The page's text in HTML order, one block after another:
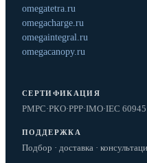
omegatetra.ru
omegacharge.ru
omegaintegral.ru
omegacanopy.ru
СЕРТИФИКАЦИЯ
РМРС·РКО·РРР·IMO·IEC 60945
ПОДДЕРЖКА
Подбор · доставка ·